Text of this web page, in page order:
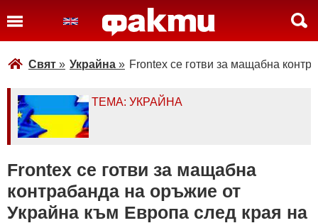
Свят » Украйна » Frontex се готви за мащабна
ТЕМА: УКРАЙНА
Frontex се готви за мащабна
контрабанда на оръжие от
Украйна към Европа след края на